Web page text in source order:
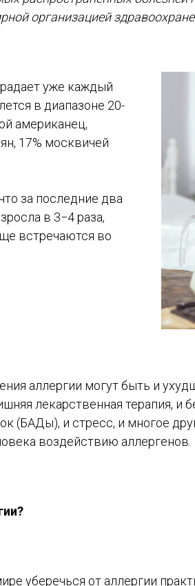
организацией
уже каждый
в диапазоне 20-
американец,
17% москвичей
за последние два
в 3−4 раза,
встречаются во
аллергии могут быть и
лекарственная терапия, и
(БАДы), и стресс, и многое
воздействию аллергенов.
уберечься от аллергии